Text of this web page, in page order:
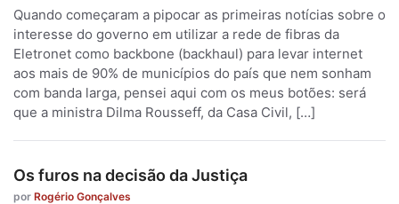
Quando começaram a pipocar as primeiras notícias sobre o
interesse do governo em utilizar a rede de fibras da
Eletronet como backbone (backhaul) para levar internet
aos mais de 90% de municípios do país que nem sonham
com banda larga, pensei aqui com os meus botões: será
que a ministra Dilma Rousseff, da Casa Civil, […]
Os furos na decisão da Justiça
por Rogério Gonçalves